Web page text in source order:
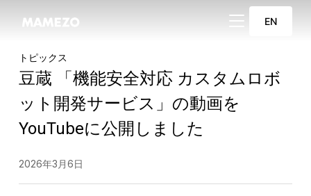
サイドバーとナビ
EN
トピックス
豆蔵 「機能安全対応 カスタムロボ
ット開発サービス」の動画を
YouTubeに公開しました
2026年3月6日